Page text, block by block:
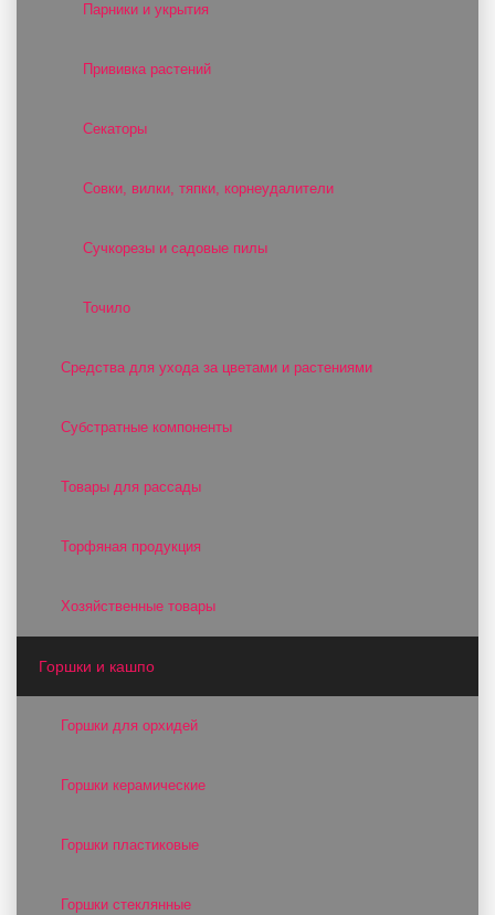
Парники и укрытия
Прививка растений
Секаторы
Совки, вилки, тяпки, корнеудалители
Сучкорезы и садовые пилы
Точило
Средства для ухода за цветами и растениями
Субстратные компоненты
Товары для рассады
Торфяная продукция
Хозяйственные товары
Горшки и кашпо
Горшки для орхидей
Горшки керамические
Горшки пластиковые
Горшки стеклянные